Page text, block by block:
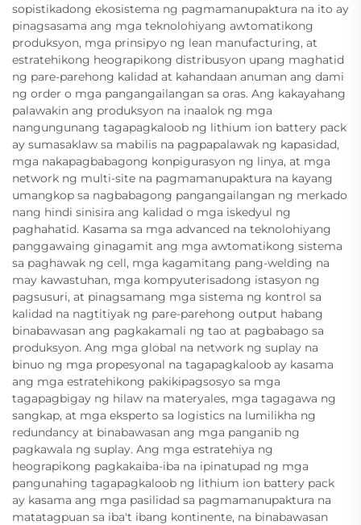
sopistikadong ekosistema ng pagmamanupaktura na ito ay
pinagsasama ang mga teknolohiyang awtomatikong
produksyon, mga prinsipyo ng lean manufacturing, at
estratehikong heograpikong distribusyon upang maghatid
ng pare-parehong kalidad at kahandaan anuman ang dami
ng order o mga pangangailangan sa oras. Ang kakayahang
palawakin ang produksyon na inaalok ng mga
nangungunang tagapagkaloob ng lithium ion battery pack
ay sumasaklaw sa mabilis na pagpapalawak ng kapasidad,
mga nakapagbabagong konpigurasyon ng linya, at mga
network ng multi-site na pagmamanupaktura na kayang
umangkop sa nagbabagong pangangailangan ng merkado
nang hindi sinisira ang kalidad o mga iskedyul ng
paghahatid. Kasama sa mga advanced na teknolohiyang
panggawaing ginagamit ang mga awtomatikong sistema
sa paghawak ng cell, mga kagamitang pang-welding na
may kawastuhan, mga kompyuterisadong istasyon ng
pagsusuri, at pinagsamang mga sistema ng kontrol sa
kalidad na nagtitiyak ng pare-parehong output habang
binabawasan ang pagkakamali ng tao at pagbabago sa
produksyon. Ang mga global na network ng suplay na
binuo ng mga propesyonal na tagapagkaloob ay kasama
ang mga estratehikong pakikipagsosyo sa mga
tagapagbigay ng hilaw na materyales, mga tagagawa ng
sangkap, at mga eksperto sa logistics na lumilikha ng
redundancy at binabawasan ang mga panganib ng
pagkawala ng suplay. Ang mga estratehiya ng
heograpikong pagkakaiba-iba na ipinatupad ng mga
pangunahing tagapagkaloob ng lithium ion battery pack
ay kasama ang mga pasilidad sa pagmamanupaktura na
matatagpuan sa iba't ibang kontinente, na binabawasan